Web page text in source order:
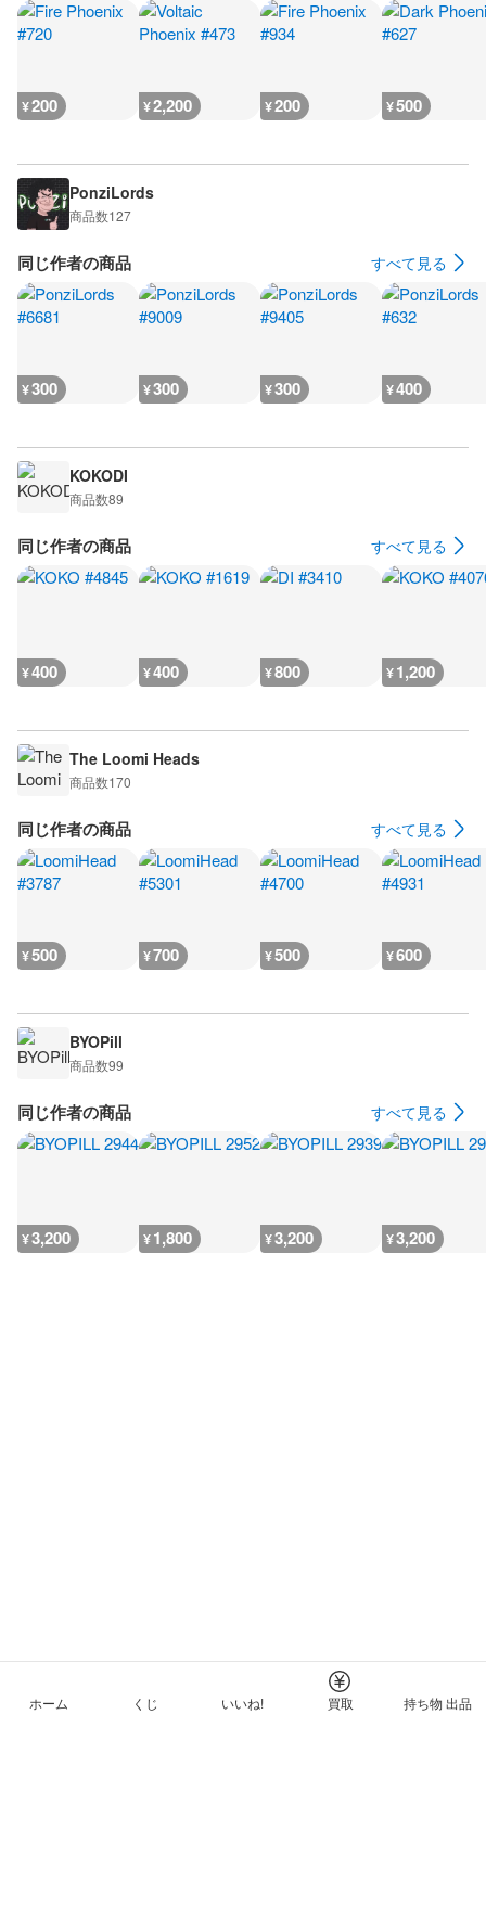
¥200 ¥2,200 ¥200 ¥500
PonziLords
商品数127
同じ作者の商品 すべて見る
¥300 ¥300 ¥300 ¥400
KOKODI
商品数89
同じ作者の商品 すべて見る
¥400 ¥400 ¥800 ¥1,200
The Loomi Heads
商品数170
同じ作者の商品 すべて見る
¥500 ¥700 ¥500 ¥600
BYOPill
商品数99
同じ作者の商品 すべて見る
¥3,200 ¥1,800 ¥3,200 ¥3,200
ホーム くじ いいね! 買取 持ち物 出品